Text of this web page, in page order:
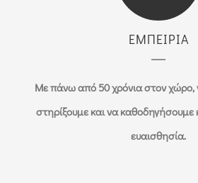
ΕΜΠΕΙΡΙΑ
Με πάνω από 50 χρόνια στον χώρο,
στηρίξουμε και να καθοδηγήσουμε
ευαισθησία.